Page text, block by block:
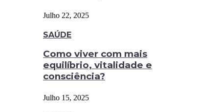
Julho 22, 2025
SAÚDE
Como viver com mais
equilíbrio, vitalidade e
consciência?
Julho 15, 2025